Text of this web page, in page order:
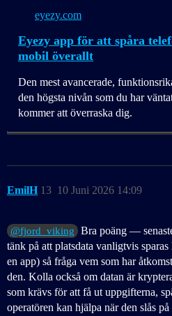
eyezy.com
Eyezy app för att spåra
mobil överallt
Den mest avancerade,
den högsta nivån som du har
kommer att överraska dig.
EmilH 10 Juni 2026 14:09
13
@fjord_viking
Bra poäng —
tänk på att platsdata vanligtvis
en app) så fråga vem som har
den. Kolla också om datan är
som krävs för att få ut uppgifterna,
operatören kan hjälpa när den slås